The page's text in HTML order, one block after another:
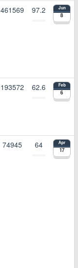
461569 97.2 Jun
8
193572 62.6 Feb
6
74945 64 Apr
17